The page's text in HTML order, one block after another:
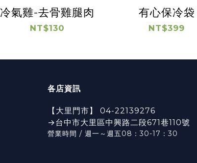
冷氣雞-去骨雞腿肉
NT$130
有心保冷袋
NT$399
各店資訊
【大里門市】 04-22139276
→台中市大里區中興路二段671巷110號
營業時間 / 週一～週五08：30-17：30